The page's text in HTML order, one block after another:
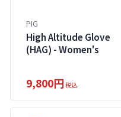
PIG
High Altitude Glove
(HAG) - Women's
9,800円税込